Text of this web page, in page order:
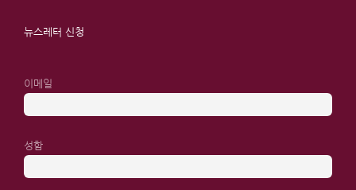
뉴스레터 신청
이메일
성함